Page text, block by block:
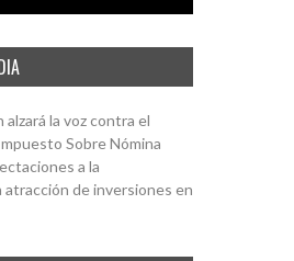
alzará la voz contra el
Sobre Nómina
a la
atracción de inversiones en